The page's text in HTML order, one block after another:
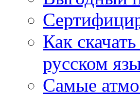
Как
русском
Самые